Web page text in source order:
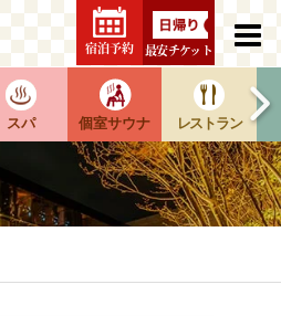
最安チケット
宿泊予約
スパ 個室サウナ レストラン